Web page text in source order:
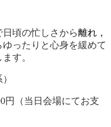
頃の忙しさから離れ，
ったりと心身を緩めて
す。
円（当日会場にてお支